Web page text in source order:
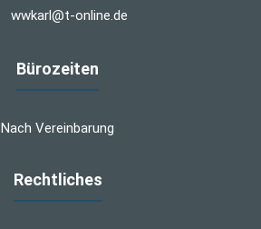
wwkarl@t-online.de
Bürozeiten
Nach Vereinbarung
Rechtliches